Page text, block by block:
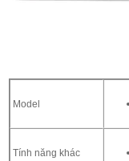
Model
Tính năng khác